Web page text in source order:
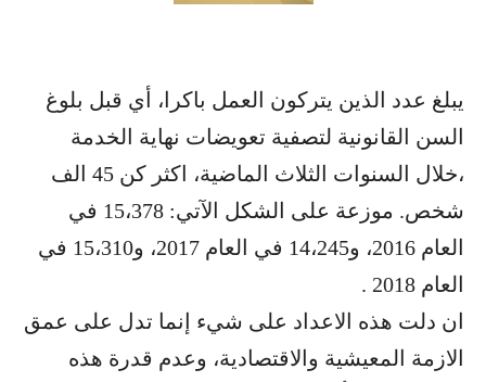
يبلغ عدد الذين يتركون العمل باكرا، أي قبل بلوغ
السن القانونية لتصفية تعويضات نهاية الخدمة
،خلال السنوات الثلاث الماضية، اكثر كن 45 الف
شخص. موزعة على الشكل الآتي: 15،378 في
العام 2016، و14،245 في العام 2017، و15،310 في
العام 2018 .
ان دلت هذه الاعداد على شيء إنما تدل على عمق
الازمة المعيشية والاقتصادية، وعدم قدرة هذه